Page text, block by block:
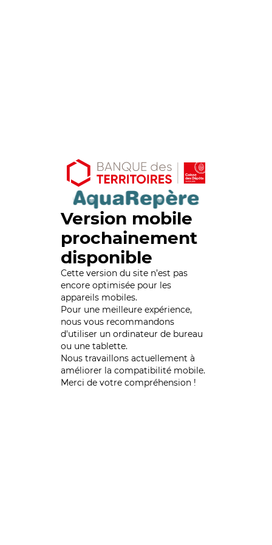
Version mobile
prochainement
disponible
Cette version du site n’est pas
encore optimisée pour les
appareils mobiles.
Pour une meilleure expérience,
nous vous recommandons
d'utiliser un ordinateur de bureau
ou une tablette.
Nous travaillons actuellement à
améliorer la compatibilité mobile.
Merci de votre compréhension !